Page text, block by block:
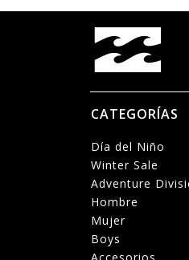
CATEGORÍAS
Día del Niño
Winter Sale
Adventure
Hombre
Mujer
Boys